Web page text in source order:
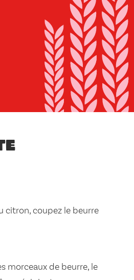
citron, coupez le beurre
morceaux de beurre, le